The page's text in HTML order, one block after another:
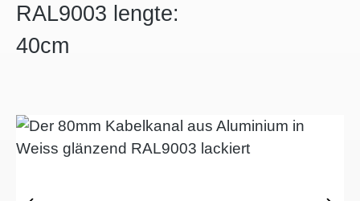
RAL9003 lengte:
40cm
Afbeeldingengalerij overslaan